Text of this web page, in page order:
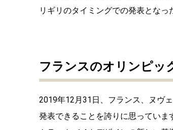
リギリのタイミングでの発表となっ
フランスのオリンピッ
2019年12月31日、フランス、ヌヴ
発表できることを誇りに思ってい